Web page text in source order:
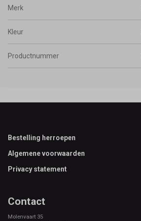
Merk
Kleur
Productnummer
Footer
Bestelling herroepen
Algemene voorwaarden
Privacy statement
Contact
Molenvaart 35